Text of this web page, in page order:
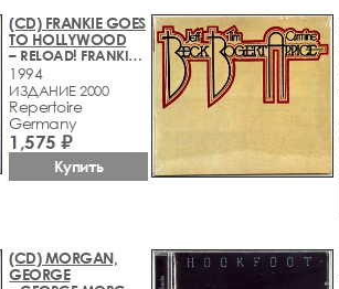
(CD) FRANKIE GOES
TO HOLLYWOOD
– RELOAD! FRANKIE: THE WHOLE 12 INCHES
1994
ИЗДАНИЕ 2000
Repertoire
Germany
1,575 ₽
Купить
(CD) MORGAN,
GEORGE